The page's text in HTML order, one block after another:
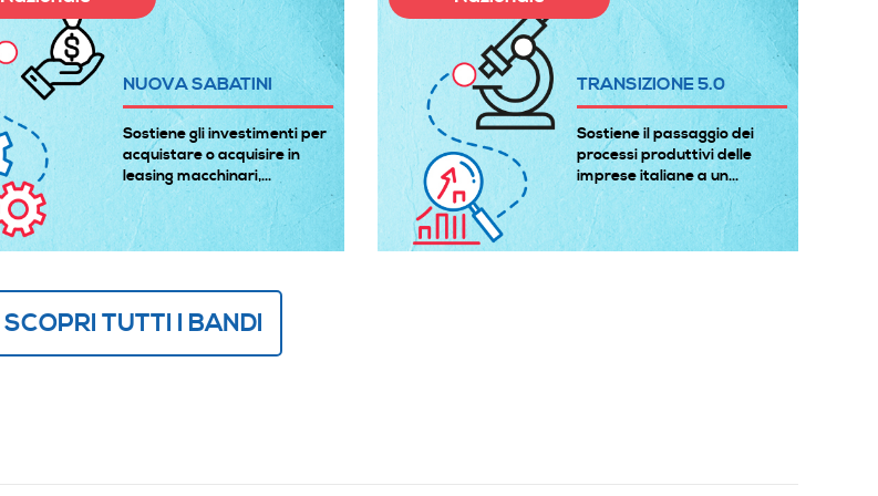
NUOVA SABATINI
Sostiene gli investimenti per
acquistare o acquisire in
leasing macchinari,...
TRANSIZIONE 5.0
Sostiene il passaggio dei
processi produttivi delle
imprese italiane a un...
SCOPRI TUTTI I BANDI